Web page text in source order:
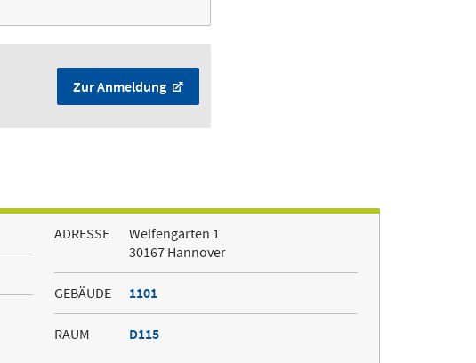
Zur Anmeldung
ADRESSE
Welfengarten 1
30167 Hannover
GEBÄUDE 1101
RAUM D115